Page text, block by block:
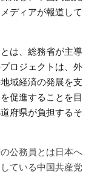
ディアが報道して
は、総務省が主導
ロジェクトは、外
域経済の発展を支
促進することを目
府県が負担するそ
公務員とは日本へ
ている中国共産党